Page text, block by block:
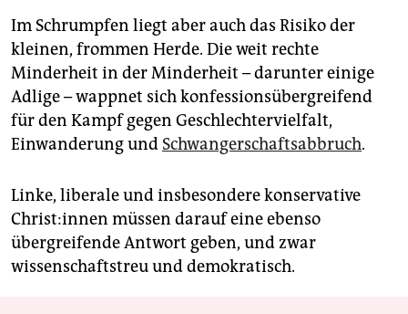
Im Schrumpfen liegt aber auch das Risiko der
kleinen, frommen Herde. Die weit rechte
Minderheit in der Minderheit – darunter einige
Adlige – wappnet sich konfessionsübergreifend
für den Kampf gegen Geschlechtervielfalt,
Einwanderung und Schwangerschaftsabbruch.
Linke, liberale und insbesondere konservative
Chris­t:in­nen müssen darauf eine ebenso
übergreifende Antwort geben, und zwar
wissenschaftstreu und demokratisch.